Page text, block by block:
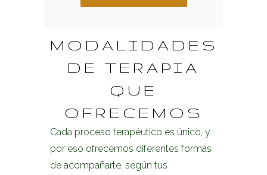
MODALIDADES
DE TERAPIA
QUE
OFRECEMOS
Cada proceso terapéutico es único, y
por eso ofrecemos diferentes formas
de acompañarte, según tus